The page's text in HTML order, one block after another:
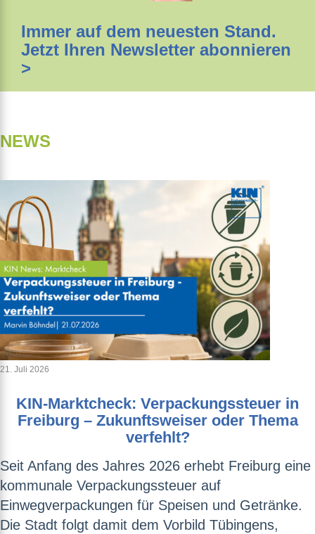
Immer auf dem neuesten Stand.
Jetzt Ihren Newsletter abonnieren
>
NEWS
21. Juli 2026
KIN-Marktcheck: Verpackungssteuer in
Freiburg – Zukunftsweiser oder Thema
verfehlt?
Seit Anfang des Jahres 2026 erhebt Freiburg eine
kommunale Verpackungssteuer auf
Einwegverpackungen für Speisen und Getränke.
Die Stadt folgt damit dem Vorbild Tübingens,